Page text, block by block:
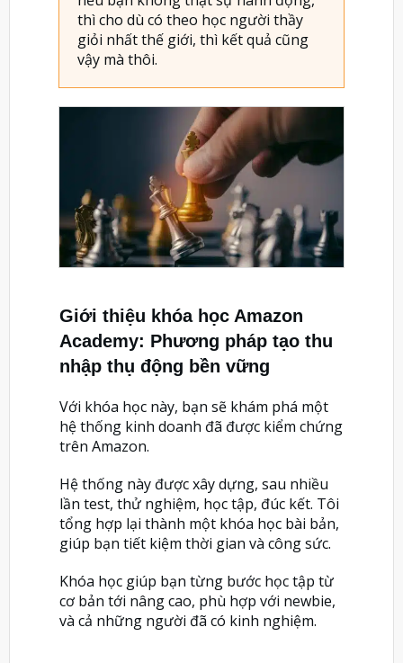
thì cho dù có theo học người thầy
giỏi nhất thế giới, thì kết quả cũng
vậy mà thôi.
Giới thiệu khóa học Amazon
Academy: Phương pháp tạo thu
nhập thụ động bền vững
Với khóa học này, bạn sẽ khám phá một
hệ thống kinh doanh đã được kiểm chứng
trên Amazon.
Hệ thống này được xây dựng, sau nhiều
lần test, thử nghiệm, học tập, đúc kết. Tôi
tổng hợp lại thành một khóa học bài bản,
giúp bạn tiết kiệm thời gian và công sức.
Khóa học giúp bạn từng bước học tập từ
cơ bản tới nâng cao, phù hợp với newbie,
và cả những người đã có kinh nghiệm.